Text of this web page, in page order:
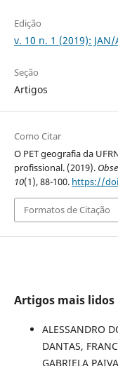
Edição
v. 10 n. 1 (2019): JAN/
Seção
Artigos
Como Citar
O PET geografia da
profissional. (2019).
10(1), 88-100. https://
Formatos de Citação
Artigos mais lidos
ALESSANDRO
DANTAS,
GABRIELA